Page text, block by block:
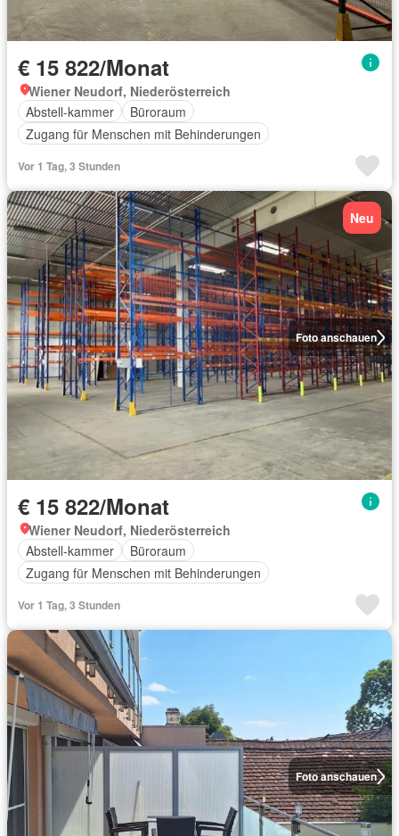
€ 15 822/Monat
Wiener Neudorf, Niederösterreich
Abstell-kammer
Büroraum
Zugang für Menschen mit Behinderungen
Vor 1 Tag, 3 Stunden
Foto anschauen
Neu
€ 15 822/Monat
Wiener Neudorf, Niederösterreich
Abstell-kammer
Büroraum
Zugang für Menschen mit Behinderungen
Vor 1 Tag, 3 Stunden
Foto anschauen